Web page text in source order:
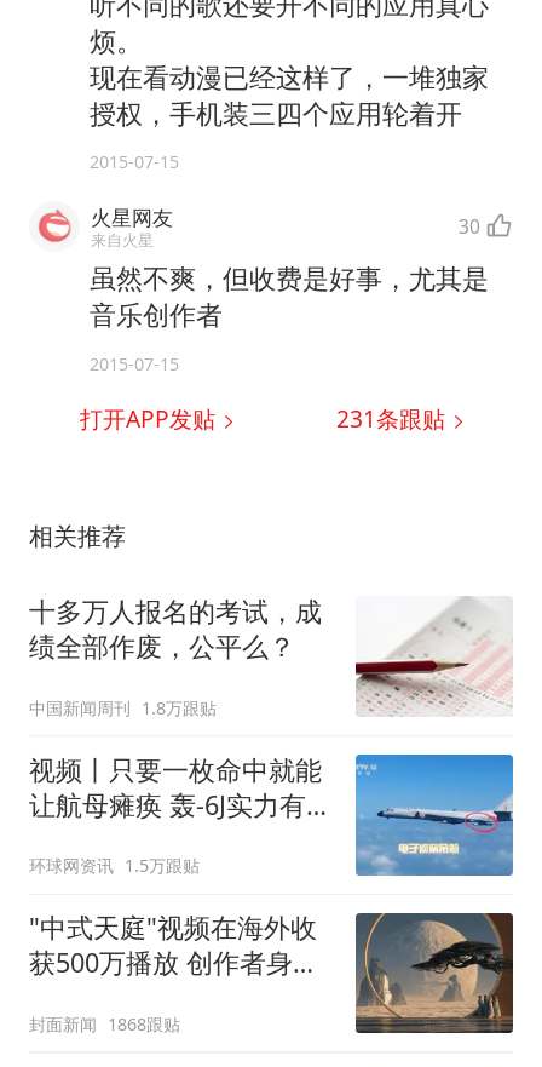
烦。
现在看动漫已经这样了，一堆独家
授权，手机装三四个应用轮着开
2015-07-15
火星网友
来自火星 30
虽然不爽，但收费是好事，尤其是
音乐创作者
2015-07-15
打开APP发贴 231条跟贴
相关推荐
十多万人报名的考试，成
绩全部作废，公平么？
中国新闻周刊 1.8万跟贴
视频丨只要一枚命中就能
让航母瘫痪 轰-6J实力有多
环球网资讯 1.5万跟贴
"中式天庭"视频在海外收
获500万播放 创作者身份
封面新闻 1868跟贴